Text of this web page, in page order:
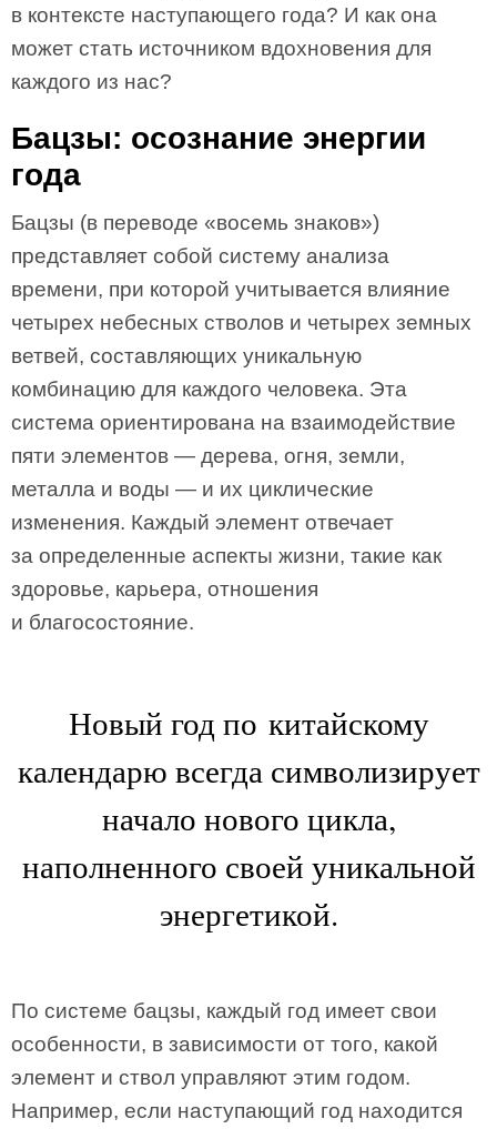
в контексте наступающего года? И как она
может стать источником вдохновения для
каждого из нас?
Бацзы: осознание энергии
года
Бацзы (в переводе «восемь знаков»)
представляет собой систему анализа
времени, при которой учитывается влияние
четырех небесных стволов и четырех земных
ветвей, составляющих уникальную
комбинацию для каждого человека. Эта
система ориентирована на взаимодействие
пяти элементов — дерева, огня, земли,
металла и воды — и их циклические
изменения. Каждый элемент отвечает
за определенные аспекты жизни, такие как
здоровье, карьера, отношения
и благосостояние.
Новый год по китайскому
календарю всегда символизирует
начало нового цикла,
наполненного своей уникальной
энергетикой.
По системе бацзы, каждый год имеет свои
особенности, в зависимости от того, какой
элемент и ствол управляют этим годом.
Например, если наступающий год находится